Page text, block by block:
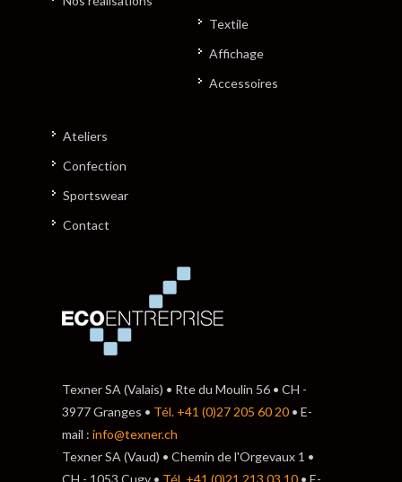
Textile
Affichage
Accessoires
Ateliers
Confection
Sportswear
Contact
Texner SA (Valais) • Rte du Moulin 56 • CH -
3977 Granges • Tél. +41 (0)27 205 60 20 • E-
mail : info@texner.ch
Texner SA (Vaud) • Chemin de l'Orgevaux 1 •